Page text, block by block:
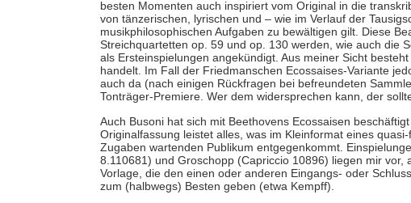
besten Momenten auch inspiriert vom Original in die
von tänzerischen, lyrischen und – wie im Verlauf der
musikphilosophischen Aufgaben zu bewältigen gilt. Diese
Streichquartetten op. 59 und op. 130 werden, wie auch die
als Ersteinspielungen angekündigt. Aus meiner Sicht
handelt. Im Fall der Friedmanschen Ecossaises-Variante
auch da (nach einigen Rückfragen bei befreundeten
Tonträger-Premiere. Wer dem widersprechen kann, der
Auch Busoni hat sich mit Beethovens Ecossaisen
Originalfassung leistet alles, was im Kleinformat eines
Zugaben wartenden Publikum entgegenkommt.
8.110681) und Groschopp (Capriccio 10896) liegen mir vor,
Vorlage, die den einen oder anderen Eingangs- oder
zum (halbwegs) Besten geben (etwa Kempff).